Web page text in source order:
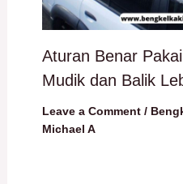
Aturan Benar
Mudik dan Balik
Leave a Comment /
Michael A